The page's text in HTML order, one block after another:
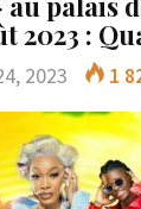
2023 :
2023
1